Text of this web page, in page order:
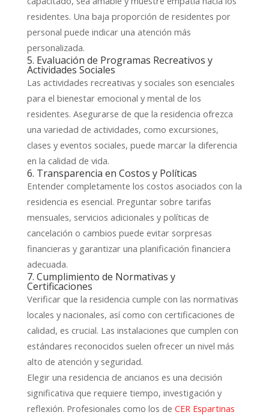
residentes. Una baja proporción de residentes por
personal puede indicar una atención más
personalizada.
5. Evaluación de Programas Recreativos y
Actividades Sociales
Las actividades recreativas y sociales son esenciales
para el bienestar emocional y mental de los
residentes. Asegurarse de que la residencia ofrezca
una variedad de actividades, como excursiones,
clases y eventos sociales, puede marcar la diferencia
en la calidad de vida.
6. Transparencia en Costos y Políticas
Entender completamente los costos asociados con la
residencia es esencial. Preguntar sobre tarifas
mensuales, servicios adicionales y políticas de
cancelación o cambios puede evitar sorpresas
financieras y garantizar una planificación financiera
adecuada.
7. Cumplimiento de Normativas y
Certificaciones
Verificar que la residencia cumple con las normativas
locales y nacionales, así como con certificaciones de
calidad, es crucial. Las instalaciones que cumplen con
estándares reconocidos suelen ofrecer un nivel más
alto de atención y seguridad.
Elegir una residencia de ancianos es una decisión
significativa que requiere tiempo, investigación y
reflexión. Profesionales como los de CER Espartinas